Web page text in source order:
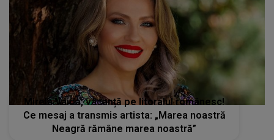
Mirela Vaida, vacanță pe litoralul românesc!
Ce mesaj a transmis artista: „Marea noastră
Neagră rămâne marea noastră”